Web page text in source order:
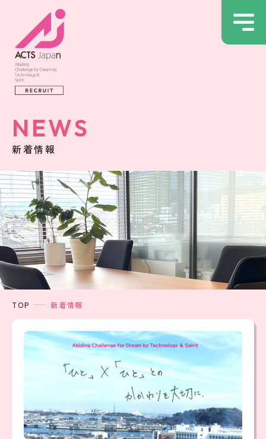
NEWS
新着情報
TOP 新着情報